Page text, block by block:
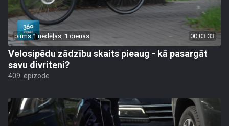
pirms 1 nedēļas, 1 dienas 00:03:33
Velosipēdu zādzību skaits pieaug - kā pasargāt
savu divriteni?
409. epizode